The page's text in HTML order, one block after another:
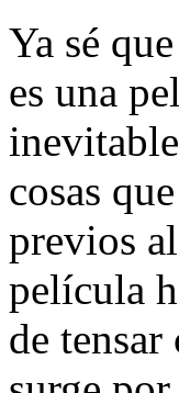
Ya sé
es una
cosas
previos
película
de